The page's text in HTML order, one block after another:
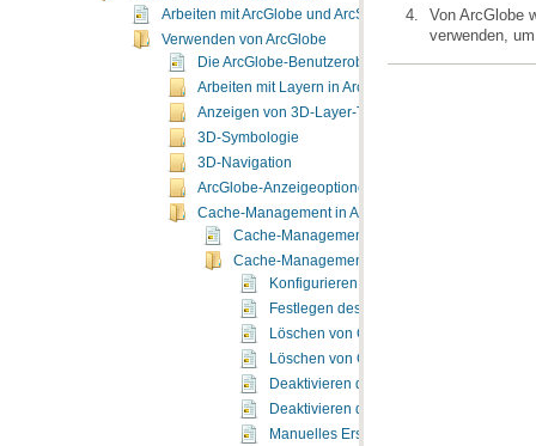
Arbeiten mit ArcGlobe und ArcScene
Verwenden von ArcGlobe
Die ArcGlobe-Benutzeroberfläche
Arbeiten mit Layern in ArcGlobe
Anzeigen von 3D-Layer-Typen
3D-Symbologie
3D-Navigation
ArcGlobe-Anzeigeoptionen
Cache-Management in ArcGlobe
Cache-Management in ArcGlobe
Cache-Management-Konfigurationsoptionen
Konfigurieren eines Speicher-Caches
Festlegen des Standardspeicherortes
Löschen von Caches zum Freigeben
Löschen von Caches beim Beenden
Deaktivieren des Festplatten-Caches
Deaktivieren des Festplatten-Caches
Manuelles Erstellen eines Festplatten-
verwenden,